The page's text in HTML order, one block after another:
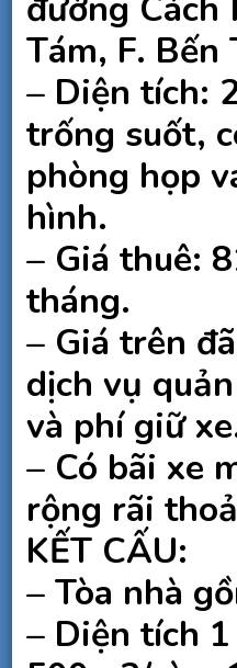
rẻ
Mt
Cách
Mạng
Tháng
Q.1,
81.6
triệu/
Tám, F. Bến
– Diện tích:
trống suốt,
phòng họp
hình.
– Giá thuê:
tháng.
– Giá trên
dịch vụ
và phí giữ
– Có bãi xe
rộng rãi
KẾT CẤU:
– Tòa nhà
– Diện tích